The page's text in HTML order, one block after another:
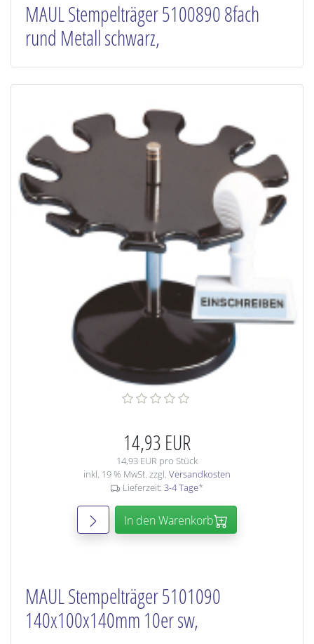
MAUL Stempelträger 5100890 8fach
rund Metall schwarz,
14,93 EUR
14,93 EUR pro Stück
inkl. 19 % MwSt. zzgl. Versandkosten
Lieferzeit: 3-4 Tage*
In den Warenkorb
MAUL Stempelträger 5101090
140x100x140mm 10er sw,